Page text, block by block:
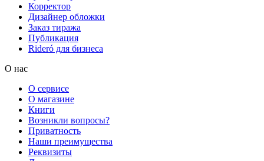
Корректор
Дизайнер обложки
Заказ тиража
Публикация
Rideró для бизнеса
О нас
О сервисе
О магазине
Книги
Возникли вопросы?
Приватность
Наши преимущества
Реквизиты